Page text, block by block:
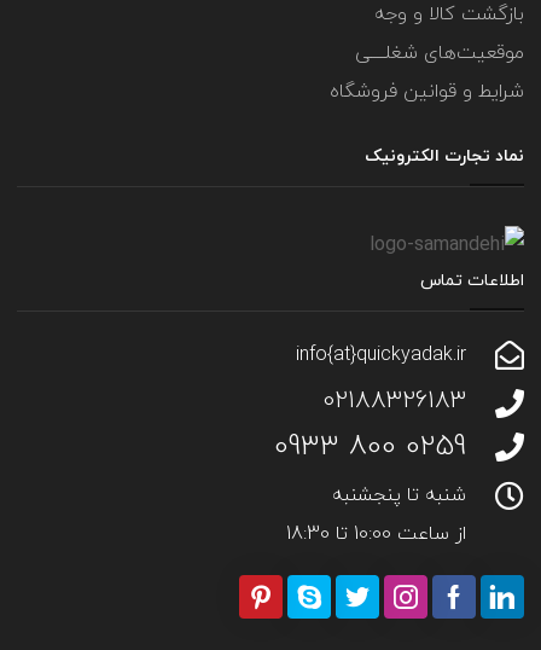
بازگشت کالا و وجه
موقعیت‌های شغلــــی
شرایط و قوانین فروشگاه
نماد تجارت الکترونیک
اطلاعات تماس
info{at}quickyadak.ir
02188326183
0259 800 0933
شنبه تا پنجشنبه
از ساعت 10:00 تا 18:30